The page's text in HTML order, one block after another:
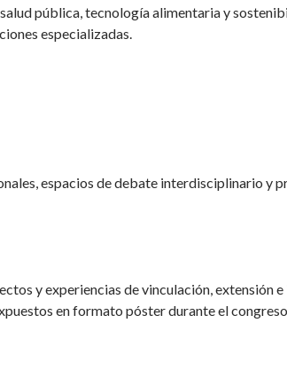
pública, tecnología alimentaria y
especializadas.
espacios de debate interdisciplinario y
y experiencias de vinculación, extensión
en formato póster durante el